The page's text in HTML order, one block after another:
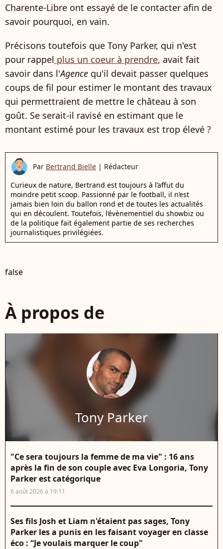
Charente-Libre ont essayé de le contacter afin de
savoir pourquoi, en vain.
Précisons toutefois que Tony Parker, qui n'est
pour rappel plus un coeur à prendre, avait fait
savoir dans l'Agence qu'il devait passer quelques
coups de fil pour estimer le montant des travaux
qui permettraient de mettre le château à son
goût. Se serait-il ravisé en estimant que le
montant estimé pour les travaux est trop élevé ?
Par Bertrand Bielle | Rédacteur
Curieux de nature, Bertrand est toujours à l’affut du
moindre petit scoop. Passionné par le football, il n’est
jamais bien loin du ballon rond et de toutes les actualités
qui en découlent. Toutefois, l’évènementiel du showbiz ou
de la politique fait également partie de ses recherches
journalistiques privilégiées.
false
À propos de
Tony Parker
"Ce sera toujours la femme de ma vie" : 16 ans
après la fin de son couple avec Eva Longoria, Tony
Parker est catégorique
6 août 2026 à 19:11
Ses fils Josh et Liam n'étaient pas sages, Tony
Parker les a punis en les faisant voyager en classe
éco : “Je voulais marquer le coup"